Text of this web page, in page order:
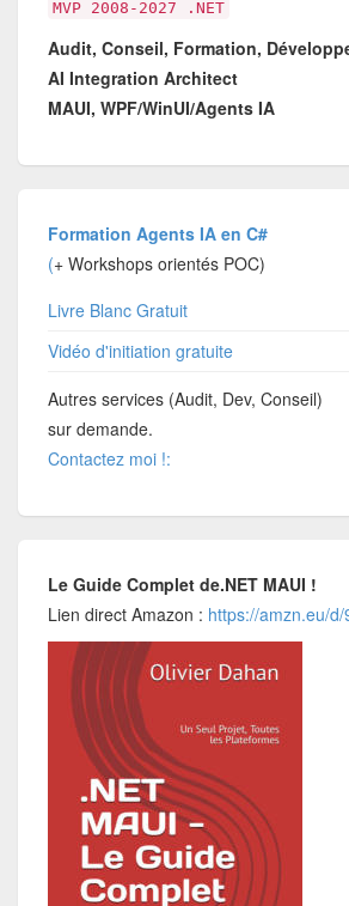
MVP 2008-2027 .NET
Audit, Conseil, Formation,
AI Integration Architect
MAUI, WPF/WinUI/Agents IA
Formation Agents IA en C#
(+ Workshops orientés POC)
Livre Blanc Gratuit
Vidéo d'initiation gratuite
Autres services (Audit, Dev, Conseil)
sur demande.
Contactez moi !:
Le Guide Complet de.NET MAUI !
Lien direct Amazon : https://amzn.eu/d/